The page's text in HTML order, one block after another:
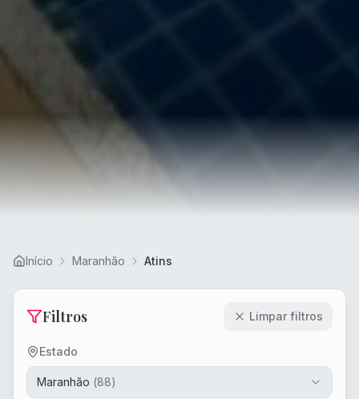
Início Maranhão Atins
Filtros Limpar filtros
Estado
Maranhão (88)